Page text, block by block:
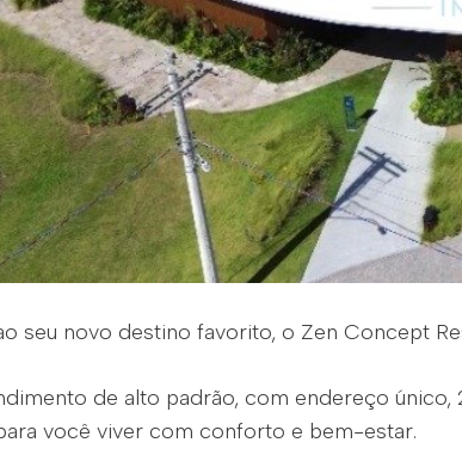
seu novo destino favorito, o Zen Concept
de alto padrão, com endereço
você viver com conforto e bem-estar.